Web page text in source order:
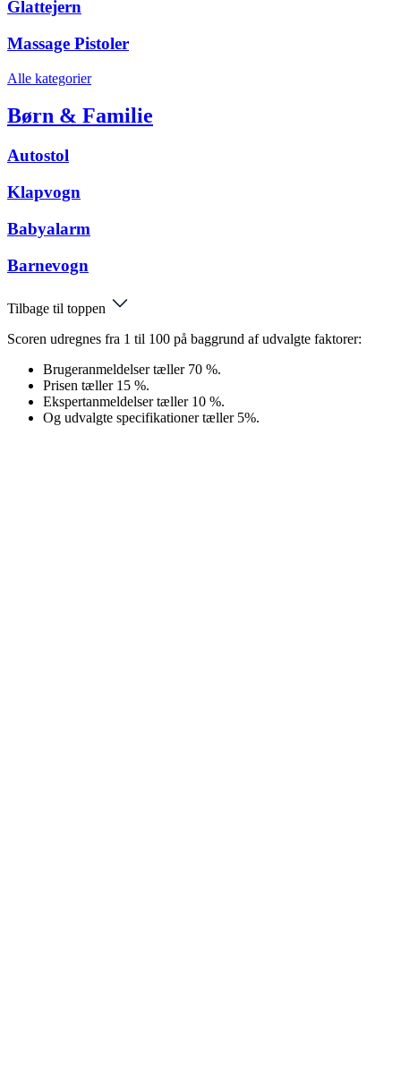
Glattejern
Massage Pistoler
Alle kategorier
Børn & Familie
Autostol
Klapvogn
Babyalarm
Barnevogn
Tilbage til toppen
Scoren udregnes fra 1 til 100 på baggrund af udvalgte faktorer:
Brugeranmeldelser tæller 70 %.
Prisen tæller 15 %.
Ekspertanmeldelser tæller 10 %.
Og udvalgte specifikationer tæller 5%.